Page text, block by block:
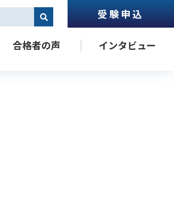
受験申込
合格者の声 インタビュー
機能付きの検索フィールドです。